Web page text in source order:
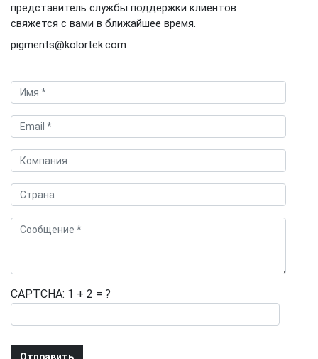
представитель службы поддержки клиентов
свяжется с вами в ближайшее время.
pigments@kolortek.com
CAPTCHA: 1 + 2 = ?